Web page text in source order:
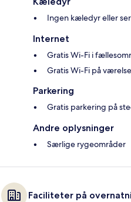
Ingen kæledyr eller
Internet
Gratis Wi-Fi i
Gratis Wi-Fi på
Parkering
Gratis parkering på
Andre oplysninger
Særlige rygeområder
Faciliteter på